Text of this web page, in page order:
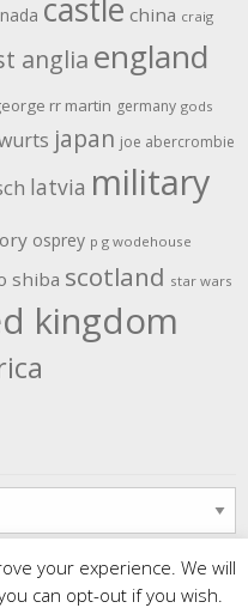
castle china craig
anglia england
rr martin germany gods
japan joe abercrombie
latvia military
osprey p g wodehouse
shiba scotland star wars
kingdom
your experience. We will
can opt-out if you wish.